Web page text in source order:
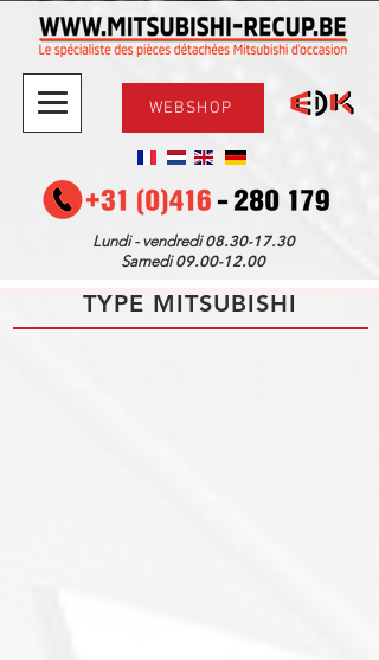
WEBSHOP
Lundi - vendredi08.30-17.30
Samedi09.00-12.00
TYPE MITSUBISHI